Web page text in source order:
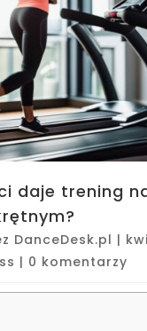
daje trening
DanceDesk.pl |
| 0 komentarzy